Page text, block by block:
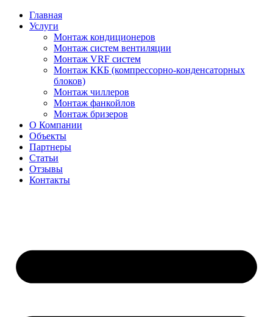
Главная
Услуги
Монтаж кондиционеров
Монтаж cистем вентиляции
Монтаж VRF систем
Монтаж ККБ (компрессорно-конденсаторных
блоков)
Монтаж чиллеров
Монтаж фанкойлов
Монтаж бризеров
О Компании
Объекты
Партнеры
Статьи
Отзывы
Контакты